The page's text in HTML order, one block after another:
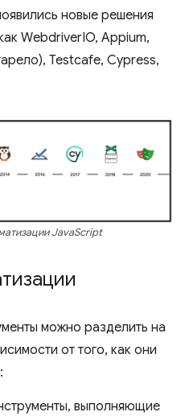
новые решения
WebdriverIO, Appium,
​​Testcafe, Cypress,
JavaScript
можно разделить на
от того, как они
выполняющие